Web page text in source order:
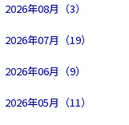
2026年08月（3）
2026年07月（19）
2026年06月（9）
2026年05月（11）